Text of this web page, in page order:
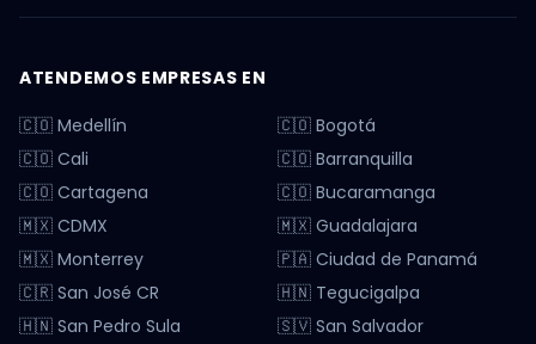
ATENDEMOS EMPRESAS EN
🇨🇴 Medellín
🇨🇴 Bogotá
🇨🇴 Cali
🇨🇴 Barranquilla
🇨🇴 Cartagena
🇨🇴 Bucaramanga
🇲🇽 CDMX
🇲🇽 Guadalajara
🇲🇽 Monterrey
🇵🇦 Ciudad de Panamá
🇨🇷 San José CR
🇭🇳 Tegucigalpa
🇭🇳 San Pedro Sula
🇸🇻 San Salvador